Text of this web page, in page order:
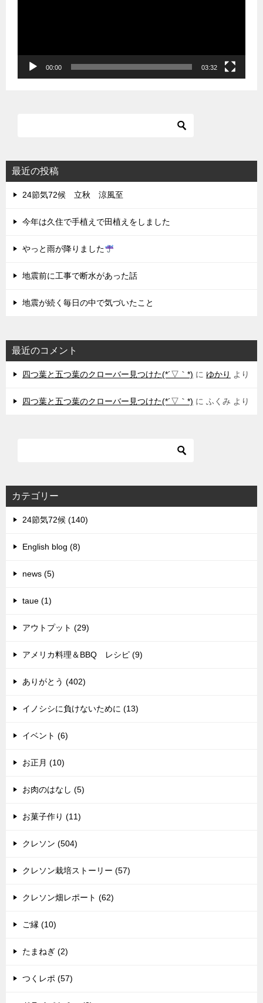
00:00 03:32
最近の投稿
24節気72候 立秋 涼風至
今年は久住で手植えで田植えをしました
やっと雨が降りました
地震前に工事で断水があった話
地震が続く毎日の中で気づいたこと
最近のコメント
四つ葉と五つ葉のクローバー見つけた(*´▽｀*) に ゆかり より
四つ葉と五つ葉のクローバー見つけた(*´▽｀*) に ふくみ より
カテゴリー
24節気72候 (140)
English blog (8)
news (5)
taue (1)
アウトプット (29)
アメリカ料理＆BBQ レシピ (9)
ありがとう (402)
イノシシに負けないために (13)
イベント (6)
お正月 (10)
お肉のはなし (5)
お菓子作り (11)
クレソン (504)
クレソン栽培ストーリー (57)
クレソン畑レポート (62)
ご縁 (10)
たまねぎ (2)
つくレポ (57)